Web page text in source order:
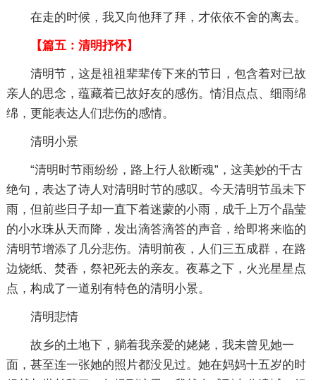
在走的时候，我又向他拜了拜，才依依不舍的离去。
【篇五：清明抒怀】
清明节，这是祖祖辈辈传下来的节日，包含着对已故
亲人的思念，蕴藏着已故好友的感伤。情泪点点、细雨绵
绵，更能表达人们悲伤的感情。
清明小景
“清明时节雨纷纷，路上行人欲断魂”，这美妙的千古
绝句，表达了诗人对清明时节的感叹。今天清明节虽未下
雨，但前些日子却一直下着迷蒙的小雨，成千上万个晶莹
的小水珠从天而降，发出滴答滴答的声音，给即将来临的
清明节增添了几分悲伤。清明前夜，人们三五成群，在路
边烧纸、焚香，祭祀死去的亲友。夜幕之下，火光星星点
点，构成了一道别有特色的清明小景。
清明悲情
故乡的土地下，躺着我亲爱的姥姥，我未曾见她一
面，甚至连一张她的照片都没见过。她在妈妈十五岁的时